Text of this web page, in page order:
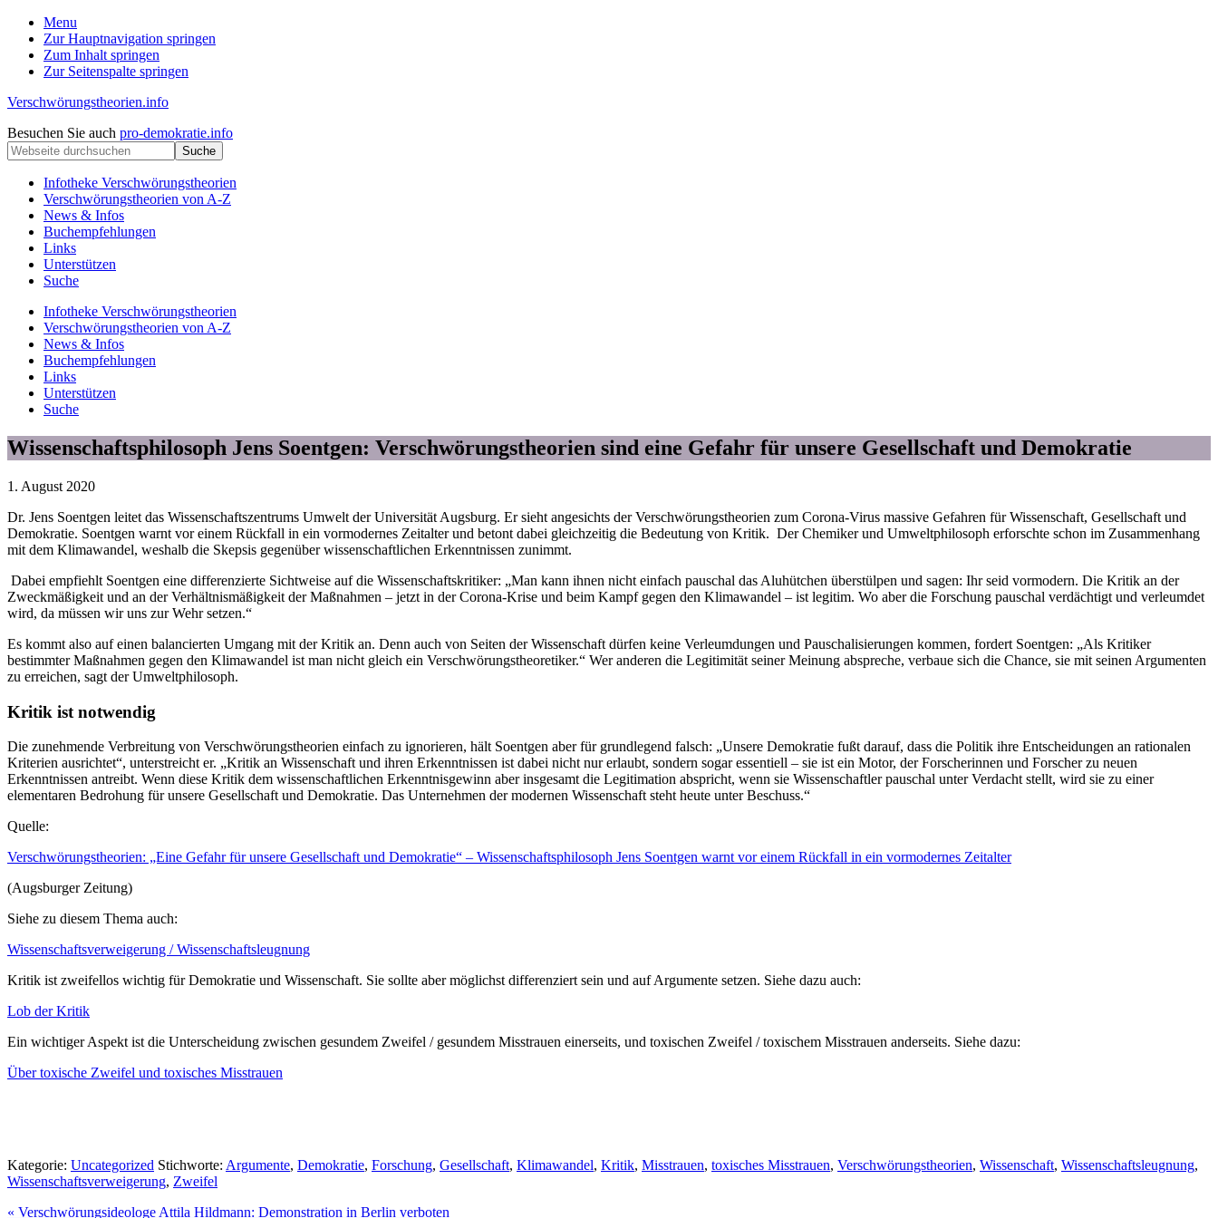
Menu
Zur Hauptnavigation springen
Zum Inhalt springen
Zur Seitenspalte springen
Verschwörungstheorien.info
Beiträge
zu
Merkmalen,
Funktionen
Risiken
konspirationistischen
Denkens
Kopfzeile
rechts
Besuchen Sie auch pro-demokratie.info
Webseite
durchsuchen
Infotheke Verschwörungstheorien
Verschwörungstheorien von A-Z
News & Infos
Buchempfehlungen
Links
Unterstützen
Suche
Infotheke Verschwörungstheorien
Verschwörungstheorien von A-Z
News & Infos
Buchempfehlungen
Links
Unterstützen
Suche
Wissenschaftsphilosoph Jens Soentgen: Verschwörungstheorien sind eine Gefahr für unsere Gesellschaft und Demokratie
1. August 2020
Dr. Jens Soentgen leitet das Wissenschaftszentrums Umwelt der Universität Augsburg. Er sieht angesichts der Verschwörungstheorien zum Corona-Virus massive Gefahren für Wissenschaft, Gesellschaft und
Demokratie. Soentgen warnt vor einem Rückfall in ein vormodernes Zeitalter und betont dabei gleichzeitig die Bedeutung von Kritik. Der Chemiker und Umweltphilosoph erforschte schon im Zusammenhang
mit dem Klimawandel, weshalb die Skepsis gegenüber wissenschaftlichen Erkenntnissen zunimmt.
Dabei empfiehlt Soentgen eine differenzierte Sichtweise auf die Wissenschaftskritiker: „Man kann ihnen nicht einfach pauschal das Aluhütchen überstülpen und sagen: Ihr seid vormodern. Die Kritik an der
Zweckmäßigkeit und an der Verhältnismäßigkeit der Maßnahmen – jetzt in der Corona-Krise und beim Kampf gegen den Klimawandel – ist legitim. Wo aber die Forschung pauschal verdächtigt und verleumdet
wird, da müssen wir uns zur Wehr setzen.“
Es kommt also auf einen balancierten Umgang mit der Kritik an. Denn auch von Seiten der Wissenschaft dürfen keine Verleumdungen und Pauschalisierungen kommen, fordert Soentgen: „Als Kritiker
bestimmter Maßnahmen gegen den Klimawandel ist man nicht gleich ein Verschwörungstheoretiker.“ Wer anderen die Legitimität seiner Meinung abspreche, verbaue sich die Chance, sie mit seinen Argumenten
zu erreichen, sagt der Umweltphilosoph.
Kritik ist notwendig
Die zunehmende Verbreitung von Verschwörungstheorien einfach zu ignorieren, hält Soentgen aber für grundlegend falsch: „Unsere Demokratie fußt darauf, dass die Politik ihre Entscheidungen an rationalen
Kriterien ausrichtet“, unterstreicht er. „Kritik an Wissenschaft und ihren Erkenntnissen ist dabei nicht nur erlaubt, sondern sogar essentiell – sie ist ein Motor, der Forscherinnen und Forscher zu neuen
Erkenntnissen antreibt. Wenn diese Kritik dem wissenschaftlichen Erkenntnisgewinn aber insgesamt die Legitimation abspricht, wenn sie Wissenschaftler pauschal unter Verdacht stellt, wird sie zu einer
elementaren Bedrohung für unsere Gesellschaft und Demokratie. Das Unternehmen der modernen Wissenschaft steht heute unter Beschuss.“
Quelle:
Verschwörungstheorien: „Eine Gefahr für unsere Gesellschaft und Demokratie“ – Wissenschaftsphilosoph Jens Soentgen warnt vor einem Rückfall in ein vormodernes Zeitalter
(Augsburger Zeitung)
Siehe zu diesem Thema auch:
Wissenschaftsverweigerung / Wissenschaftsleugnung
Kritik ist zweifellos wichtig für Demokratie und Wissenschaft. Sie sollte aber möglichst differenziert sein und auf Argumente setzen. Siehe dazu auch:
Lob der Kritik
Ein wichtiger Aspekt ist die Unterscheidung zwischen gesundem Zweifel / gesundem Misstrauen einerseits, und toxischen Zweifel / toxischem Misstrauen anderseits. Siehe dazu:
Über toxische Zweifel und toxisches Misstrauen
Kategorie: Uncategorized Stichworte: Argumente, Demokratie, Forschung, Gesellschaft, Klimawandel, Kritik, Misstrauen, toxisches Misstrauen, Verschwörungstheorien, Wissenschaft, Wissenschaftsleugnung,
Wissenschaftsverweigerung, Zweifel
Vorheriger
« Verschwörungsideologe Attila Hildmann: Demonstration in Berlin verboten